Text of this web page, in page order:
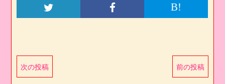
B!
次の投稿 前の投稿